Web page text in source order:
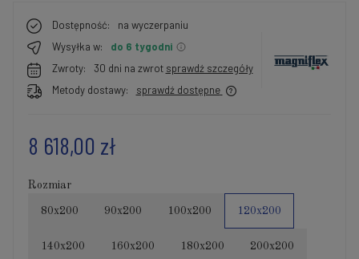
Dostępność:
na wyczerpaniu
Wysyłka w:
do 6 tygodni
Zwroty:
30 dni na zwrot sprawdź szczegóły
Metody dostawy:
sprawdź dostępne
8 618,00 zł
Rozmiar
80x200 90x200 100x200 120x200
140x200 160x200 180x200 200x200